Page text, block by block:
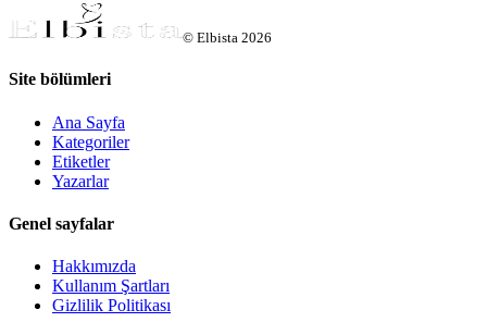
© Elbista 2026
Site bölümleri
Ana Sayfa
Kategoriler
Etiketler
Yazarlar
Genel sayfalar
Hakkımızda
Kullanım Şartları
Gizlilik Politikası